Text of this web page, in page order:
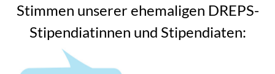
Stimmen unserer ehemaligen DREPS-
Stipendiatinnen und Stipendiaten: